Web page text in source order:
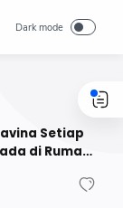
Setiap
di Rumah,
ke Sang